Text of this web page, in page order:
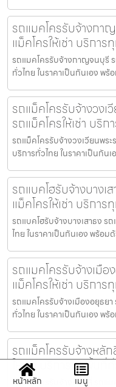
รถแมคโครรับจ้างกา
แม็คโครให้เช่า บริกา
รถแมคโครรับจ้างกาญจนบุรี ร
ทั่วไทย ในราคาเป็นกันเอง
รถแม็คโครรับจ้างวง
รถแม็คโครให้เช่า บริ
รถแม็คโครรับจ้างวงเวียนพระ
บริการทั่วไทย ในราคาเป็นกั
รถแบคโฮรับจ้างบางเ
แม็คโครให้เช่า บริกา
รถแบคโฮรับจ้างบางเสาธง ร
ไทย ในราคาเป็นกันเอง พร้อ
รถแมคโครรับจ้างเมื
แม็คโครให้เช่า บริกา
รถแมคโครรับจ้างเมืองอยุธยา
ทั่วไทย ในราคาเป็นกันเอง
รถแม็คโครรับจ้างหลั
ให้เช่า บริการทุกพื้นที่
รถแม็คโครรับจ้างหลักสี่ รถแม
หน้าหลัก เมนู